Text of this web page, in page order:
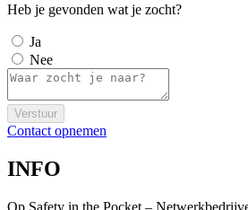
Heb je gevonden wat je zocht?
Ja
Nee
Verstuur
Contact opnemen
INFO
Op Safety in the Pocket –